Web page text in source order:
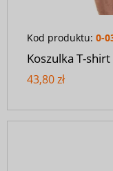
Kod produktu: 0-
Koszulka T-
43,80 zł